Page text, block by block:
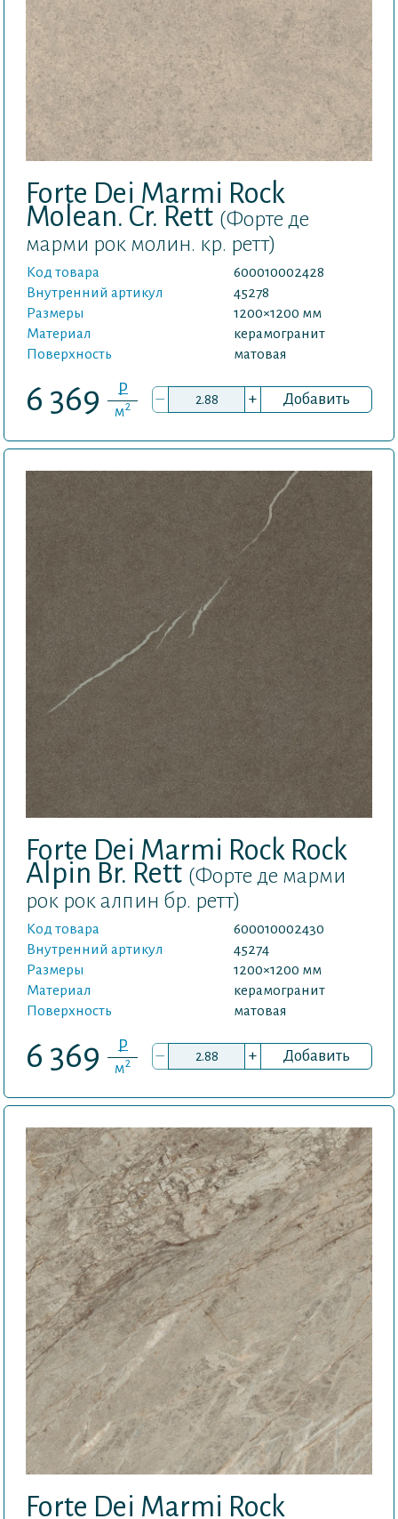
Forte Dei Marmi Rock
Molean. Cr. Rett (Форте де
марми рок молин. кр. ретт)
Код товара
600010002428
Внутренний артикул
45278
Размеры
1200×1200 мм
Материал
керамогранит
Поверхность
матовая
6 369 P
м2 – + Добавить
Forte Dei Marmi Rock Rock
Alpin Br. Rett (Форте де марми
рок рок алпин бр. ретт)
Код товара
600010002430
Внутренний артикул
45274
Размеры
1200×1200 мм
Материал
керамогранит
Поверхность
матовая
6 369 P
м2 – + Добавить
Forte Dei Marmi Rock